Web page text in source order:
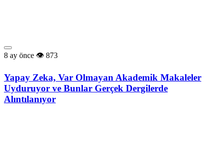
8 ay önce 873
Yapay Zeka, Var Olmayan Akademik Makaleler
Uyduruyor ve Bunlar Gerçek Dergilerde
Alıntılanıyor